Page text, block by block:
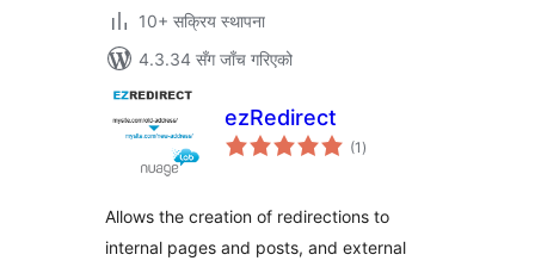
10+ सक्रिय स्थापना
4.3.34 सँग जाँच गरिएको
ezRedirect
(1 कुल
रेटिङ्गहरू
)
Allows the creation of redirections to
internal pages and posts, and external